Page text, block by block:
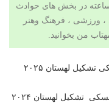
اخبار و مهم ترین رویدادهای ۲۴ ساعته در بخش های حوادث
، ورزشی ، فرهنگ وهنر
من بخوانید.
لهستان ۲۰۲۵
تشکیل لهستان ۲۰۲۴